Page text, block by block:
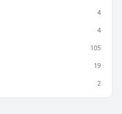
4
4
105
19
2